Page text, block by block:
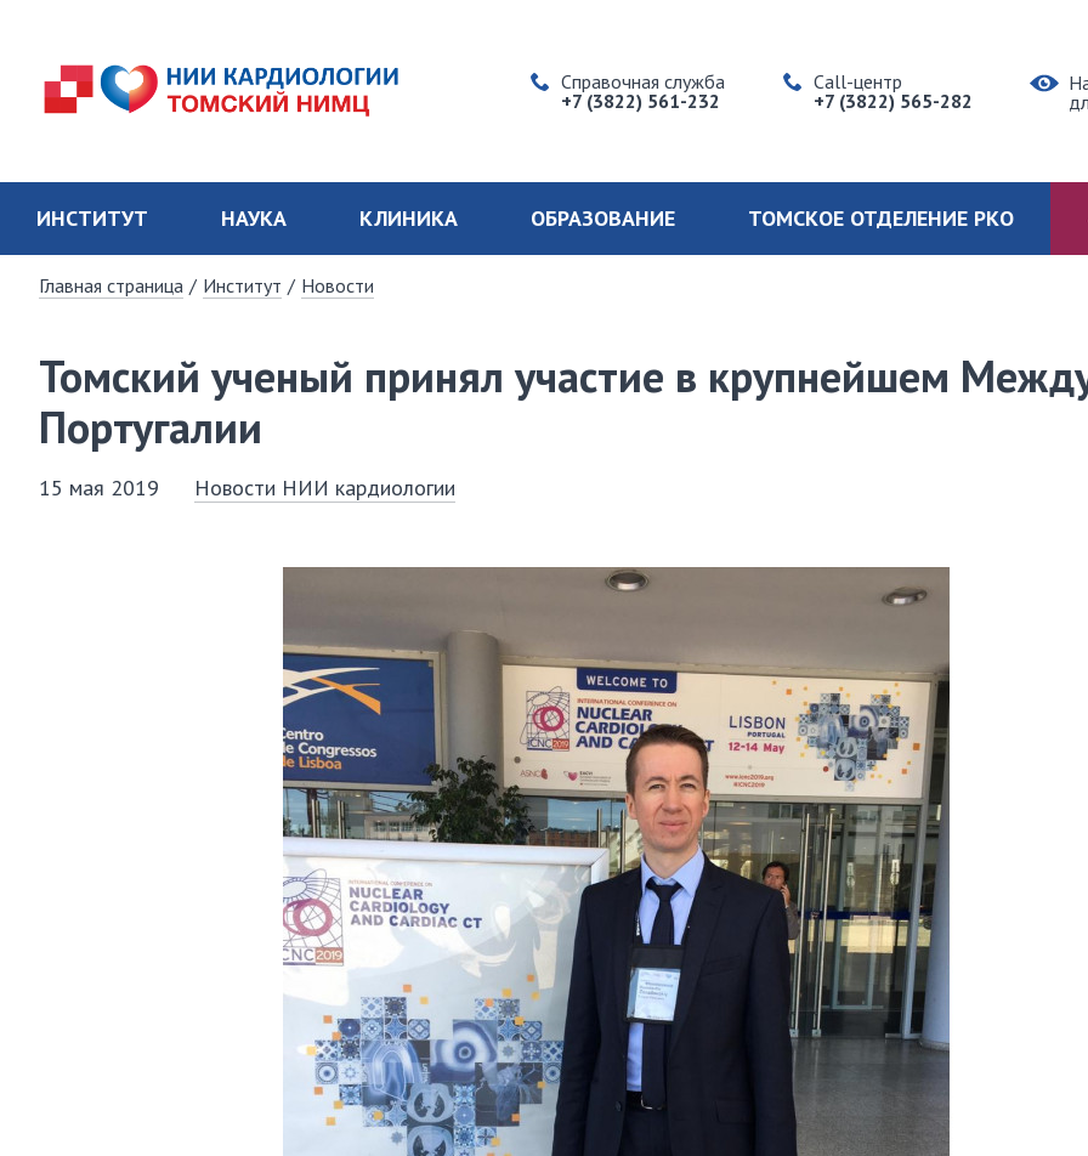
Справочная служба
+7 (3822) 561-232
Call-центр
+7 (3822) 565-282
ИНСТИТУТ НАУКА КЛИНИКА ОБРАЗОВАНИЕ ТОМСКОЕ ОТДЕЛЕНИЕ РКО
Главная страница / Институт / Новости
Томский ученый принял участие в крупнейшем
Португалии
15 мая 2019 Новости НИИ кардиологии